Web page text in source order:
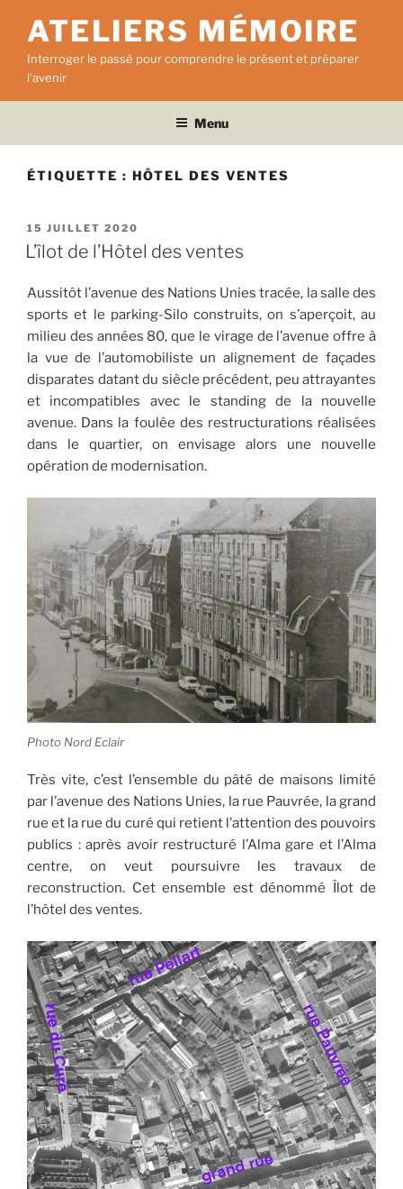
contenu
principal
ATELIERS MÉMOIRE
Interroger le passé pour comprendre le présent et préparer
l'avenir
Menu
ÉTIQUETTE : HÔTEL DES VENTES
PUBLIÉ
LE
15 JUILLET 2020
L’îlot de l’Hôtel des ventes
Aussitôt l’avenue des Nations Unies tracée, la salle des
sports et le parking-Silo construits, on s’aperçoit, au
milieu des années 80, que le virage de l’avenue offre à
la vue de l’automobiliste un alignement de façades
disparates datant du siècle précédent, peu attrayantes
et incompatibles avec le standing de la nouvelle
avenue. Dans la foulée des restructurations réalisées
dans le quartier, on envisage alors une nouvelle
opération de modernisation.
Photo Nord Eclair
Très vite, c’est l’ensemble du pâté de maisons limité
par l’avenue des Nations Unies, la rue Pauvrée, la grand
rue et la rue du curé qui retient l’attention des pouvoirs
publics : après avoir restructuré l’Alma gare et l’Alma
centre, on veut poursuivre les travaux de
reconstruction. Cet ensemble est dénommé Îlot de
l’hôtel des ventes.